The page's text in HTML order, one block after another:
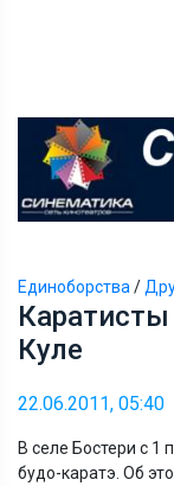
Единоборства /
Куле
22.06.2011, 05:40
В селе Бостери с 1
будо-каратэ. Об